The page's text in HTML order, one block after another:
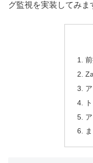
グ監視を実装してみま